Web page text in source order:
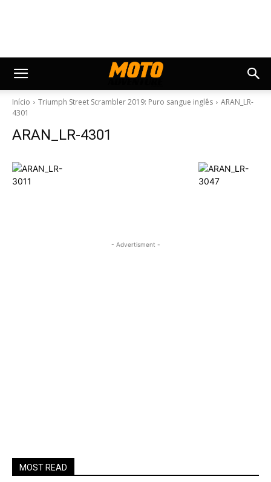
Início Triumph Street Scrambler 2019: Puro sangue inglês
ARAN_LR-
4301
ARAN_LR-4301
- Advertisment -
MOST READ